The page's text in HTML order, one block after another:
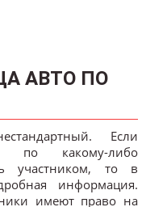
АВТО ПО
Если
по какому-либо
участником, то в
информация.
имеют право на